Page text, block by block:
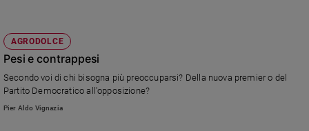
Riflessioni
AGRODOLCE
Pesi e contrappesi
Secondo voi di chi bisogna più preoccuparsi? Della nuova premier o del
Partito Democratico all'opposizione?
Pier Aldo Vignazia